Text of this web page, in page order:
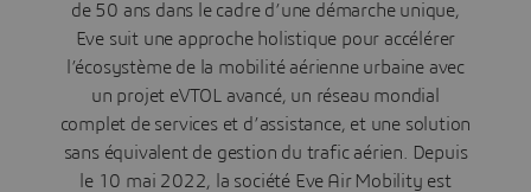
de 50 ans dans le cadre d’une démarche unique,
Eve suit une approche holistique pour accélérer
l’écosystème de la mobilité aérienne urbaine avec
un projet eVTOL avancé, un réseau mondial
complet de services et d’assistance, et une solution
sans équivalent de gestion du trafic aérien. Depuis
le 10 mai 2022, la société Eve Air Mobility est